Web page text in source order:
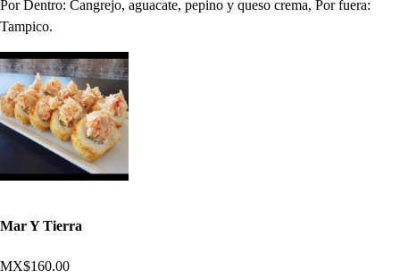
Por Dentro: Cangrejo, aguacate, pepino y queso crema, Por fuera:
Tampico.
Mar Y Tierra
MX$160.00